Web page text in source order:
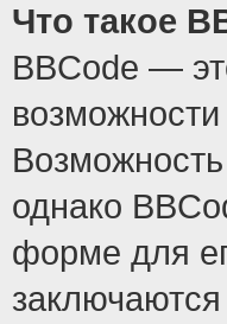
Что такое
BBCode —
однако
форме для